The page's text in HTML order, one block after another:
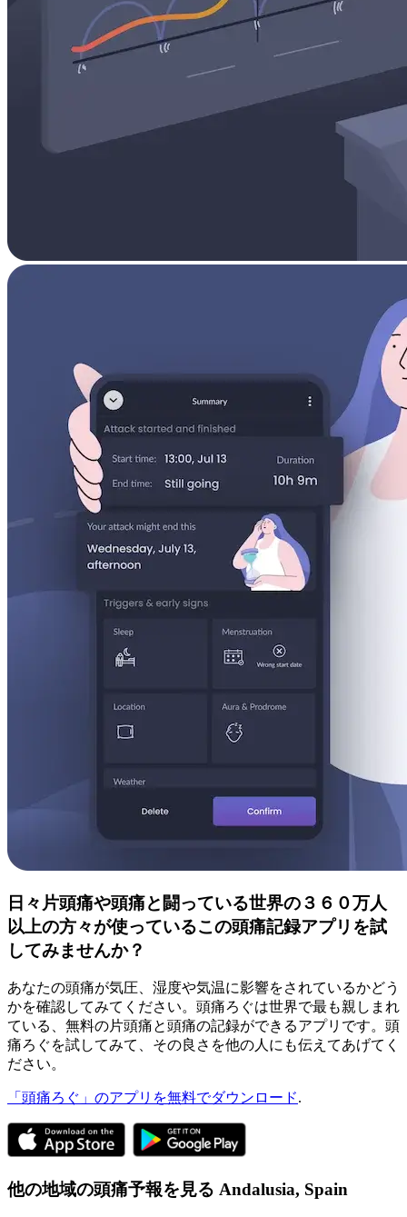
日々片頭痛や頭痛と闘っている世界の３６０万人
以上の方々が使っているこの頭痛記録アプリを試
してみませんか？
あなたの頭痛が気圧、湿度や気温に影響をされているかどう
かを確認してみてください。頭痛ろぐは世界で最も親しまれ
ている、無料の片頭痛と頭痛の記録ができるアプリです。頭
痛ろぐを試してみて、その良さを他の人にも伝えてあげてく
ださい。
「頭痛ろぐ」のアプリを無料でダウンロード.
他の地域の頭痛予報を見る Andalusia, Spain